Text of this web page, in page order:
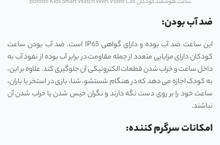
ساعت هوشمند کودکان porodo Kids Smart Watch With Video Call
ضد آب بودن:
این ساعت ضد آب بوده و دارای گواهی IP65 است. ضد آب بودن ساعت
کودکان دارای مزایایی متعدد از جمله مقاومت در برابر آب بوده از نفوذ آب به
داخل ساعت و خراب شدن قطعات الکترونیکی آن جلوگیری کند. علاوه بر این،
به کودک اجازه می دهد که در هنگام شستشو، شنا، بازی در استخر یا باران،
ساعت خود را بر روی دست نگه دارند و نگران خیس شدن یا خراب شدن آن
نباشند.
امکانات سرگرم کننده: